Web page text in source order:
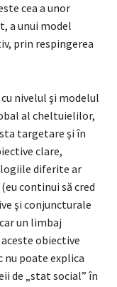
cea a unor
a unui model
prin respingerea
nivelul şi modelul
al cheltuielilor,
targetare şi în
clare,
diferite ar
continui să cred
şi conjuncturale
un limbaj
obiective
nu poate explica
de „stat social” în